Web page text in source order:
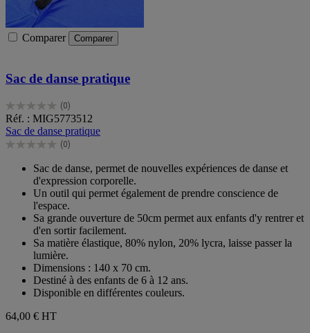
Comparer Comparer
Sac de danse pratique
(0)
0.0
sur
5
étoiles.
Réf. : MIG5773512
Sac de danse pratique
(0)
0.0
étoiles.
Sac de danse, permet de nouvelles expériences de danse et
d'expression corporelle.
Un outil qui permet également de prendre conscience de
l'espace.
Sa grande ouverture de 50cm permet aux enfants d'y rentrer et
d'en sortir facilement.
Sa matière élastique, 80% nylon, 20% lycra, laisse passer la
lumière.
Dimensions : 140 x 70 cm.
Destiné à des enfants de 6 à 12 ans.
Disponible en différentes couleurs.
64,00 € HT